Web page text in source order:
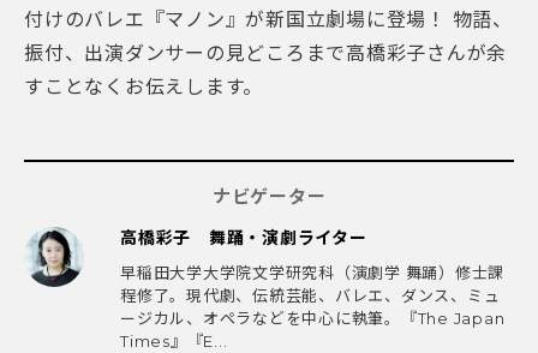
付けのバレエ『マノン』が新国立劇場に登場！ 物語、
振付、出演ダンサーの見どころまで高橋彩子さんが余
すことなくお伝えします。
ナビゲーター
高橋彩子 舞踊・演劇ライター
早稲田大学大学院文学研究科（演劇学 舞踊）修士課
程修了。現代劇、伝統芸能、バレエ、ダンス、ミュ
ージカル、オペラなどを中心に執筆。『The Japan
Times』『E...